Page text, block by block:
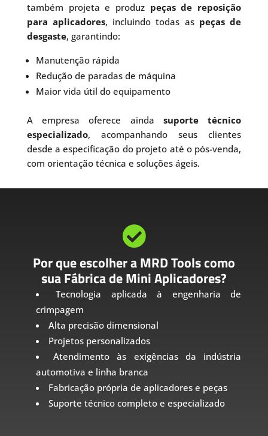
também projeta e produz peças de reposição
para aplicadores, incluindo todas as peças de
desgaste, garantindo:
Manutenção rápida
Redução de paradas de máquina
Maior vida útil do equipamento
A empresa oferece ainda suporte técnico
especializado, acompanhando seus clientes
desde a especificação do projeto até o pós-venda,
com orientação técnica e soluções ágeis.

Por que escolher a MRD Tools como
sua Fábrica de Mini Aplicadores?
Tecnologia aplicada à engenharia de
crimpagem
Alta precisão dimensional
Projetos personalizados
Atendimento às exigências da indústria
automotiva e linha branca
Fabricação própria de aplicadores e peças
Suporte técnico completo e especializado